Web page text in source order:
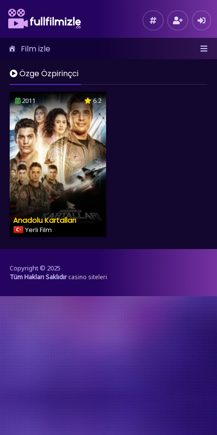
Film izle
Özge Özpirinçci
2011 6.2
Anadolu Kartalları
Yerli Film
Copyright © 2025
Tüm Hakları Saklıdır casino siteleri